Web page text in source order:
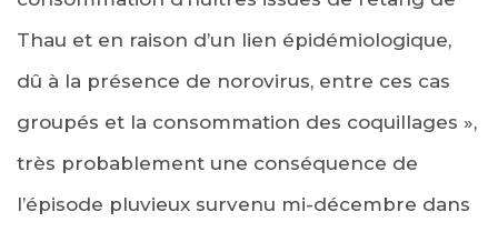
Thau et en raison d’un lien épidémiologique,
dû à la présence de norovirus, entre ces cas
groupés et la consommation des coquillages »,
très probablement une conséquence de
l’épisode pluvieux survenu mi-décembre dans